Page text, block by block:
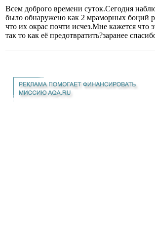
Всем доброго времени суток.Сегодня
было обнаружено как 2 мраморных боций
что их окрас почти исчез.Мне кажется что
так то как её предотвратить?заранее